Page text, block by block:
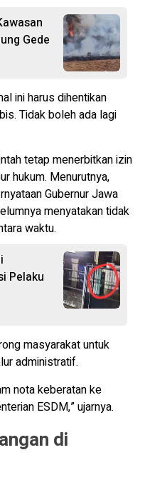
Gede
ini harus dihentikan
Tidak boleh ada lagi
tetap menerbitkan izin
hukum. Menurutnya,
Gubernur Jawa
menyatakan tidak
waktu.
Pelaku
masyarakat untuk
administratif.
nota keberatan ke
ESDM,” ujarnya.
di